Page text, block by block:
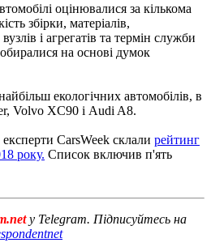
оцінювалися за кількома
збірки, матеріалів,
і агрегатів та термін служби
на основі думок
екологічних автомобілів, в
Volvo XC90 і Audi A8.
CarsWeek склали рейтинг
року. Список включив п'ять
у Telegram. Підписуйтесь на